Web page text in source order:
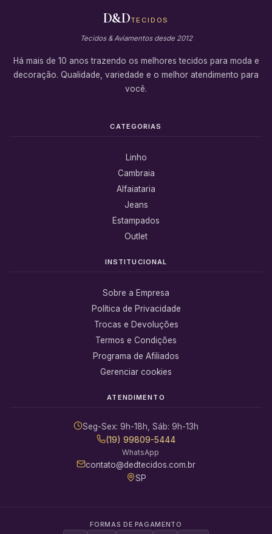
D&DTECIDOS
Tecidos & Aviamentos desde 2012
Há mais de 10 anos trazendo os melhores tecidos para moda e
decoração. Qualidade, variedade e o melhor atendimento para
você.
CATEGORIAS
Linho
Cambraia
Alfaiataria
Jeans
Estampados
Outlet
INSTITUCIONAL
Sobre a Empresa
Política de Privacidade
Trocas e Devoluções
Termos e Condições
Programa de Afiliados
Gerenciar cookies
ATENDIMENTO
Seg-Sex: 9h-18h, Sáb: 9h-13h
(19) 99809-5444
WhatsApp
contato@dedtecidos.com.br
SP
FORMAS DE PAGAMENTO